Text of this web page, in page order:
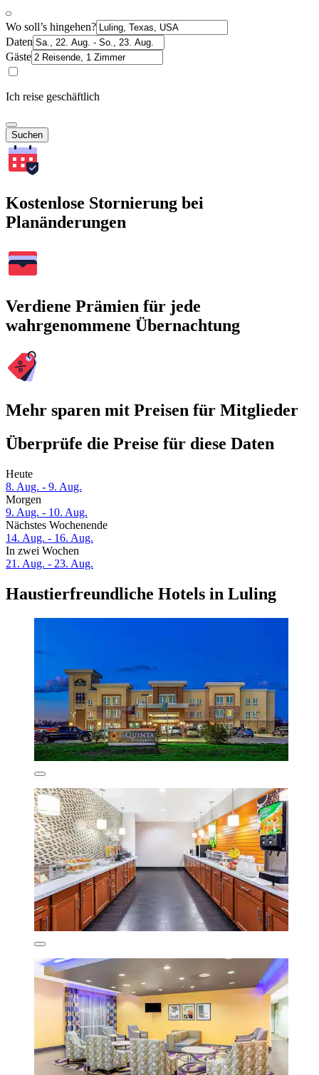
Wo soll’s hingehen?
Daten
Gäste
Ich reise geschäftlich
Suchen
Kostenlose Stornierung bei
Planänderungen
Verdiene Prämien für jede
wahrgenommene Übernachtung
Mehr sparen mit Preisen für Mitglieder
Überprüfe die Preise für diese Daten
Heute
8. Aug. - 9. Aug.
Morgen
9. Aug. - 10. Aug.
Nächstes Wochenende
14. Aug. - 16. Aug.
In zwei Wochen
21. Aug. - 23. Aug.
Haustierfreundliche Hotels in Luling